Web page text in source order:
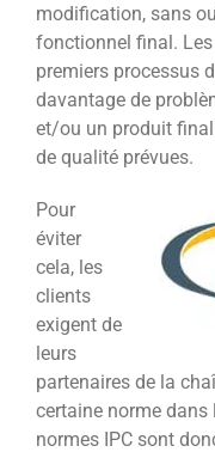
modification, sans
fonctionnel final.
premiers processus
davantage de
et/ou un produit
de qualité prévues.
Pour
éviter
cela, les
clients
exigent de
leurs
partenaires de la
certaine norme dans
normes IPC sont